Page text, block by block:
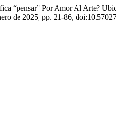
“pensar” Por Amor Al Arte?
de 2025, pp. 21-86,